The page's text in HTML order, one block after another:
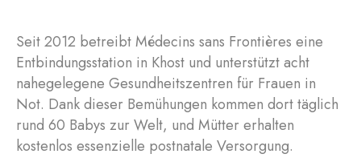
Seit 2012 betreibt Médecins sans Frontières eine
Entbindungsstation in Khost und unterstützt acht
nahegelegene Gesundheitszentren für Frauen in
Not. Dank dieser Bemühungen kommen dort täglich
rund 60 Babys zur Welt, und Mütter erhalten
kostenlos essenzielle postnatale Versorgung.